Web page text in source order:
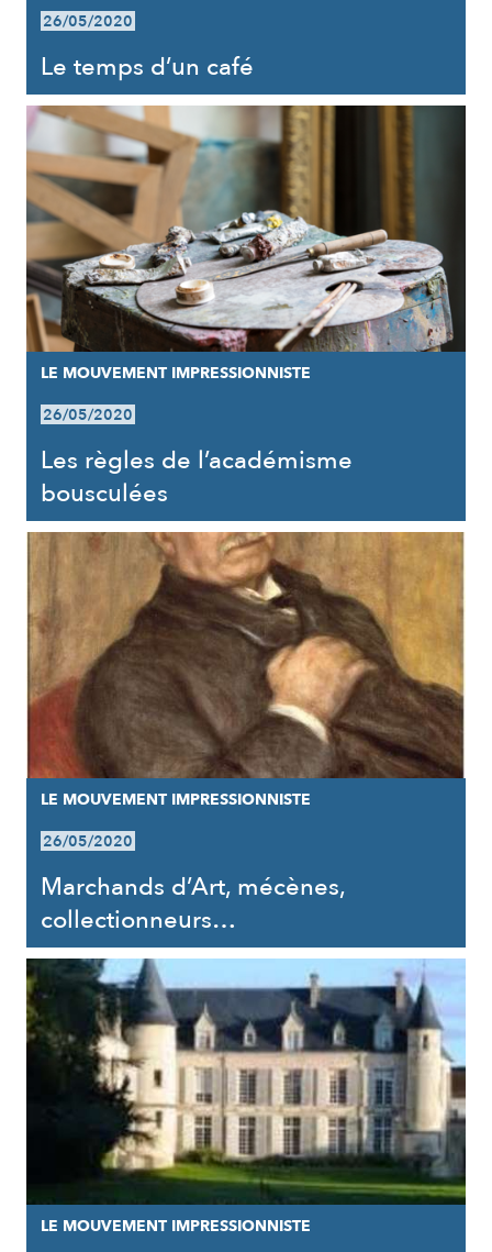
26/05/2020
Le temps d’un café
LE MOUVEMENT IMPRESSIONNISTE
26/05/2020
Les règles de l’académisme
bousculées
LE MOUVEMENT IMPRESSIONNISTE
26/05/2020
Marchands d’Art, mécènes,
collectionneurs…
LE MOUVEMENT IMPRESSIONNISTE